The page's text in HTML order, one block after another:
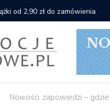
od 2,90 zł do zamówienia
Nowości, zapowiedzi –